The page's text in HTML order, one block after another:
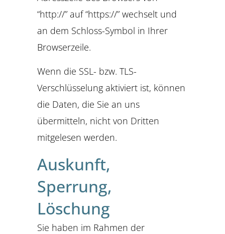
“http://” auf “https://” wechselt und
an dem Schloss-Symbol in Ihrer
Browserzeile.
Wenn die SSL- bzw. TLS-
Verschlüsselung aktiviert ist, können
die Daten, die Sie an uns
übermitteln, nicht von Dritten
mitgelesen werden.
Auskunft,
Sperrung,
Löschung
Sie haben im Rahmen der